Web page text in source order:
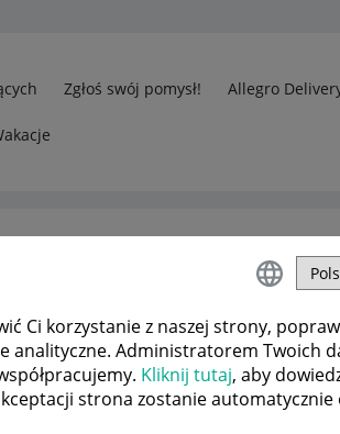
Ci korzystanie z naszej strony,
analityczne. Administratorem Twoich
Kliknij tutaj, aby
strona zostanie automatycznie
Zgłoś swój pomysł! Allegro